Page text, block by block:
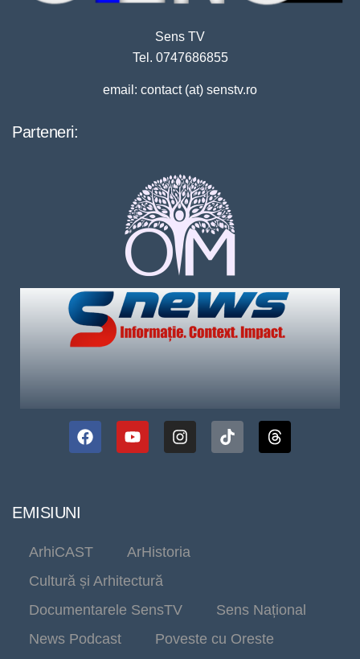
Sens TV
Tel. 0747686855
email: contact (at) senstv.ro
Parteneri:
EMISIUNI
ArhiCAST
ArHistoria
Cultură și Arhitectură
Documentarele SensTV
Sens Național
News Podcast
Poveste cu Oreste